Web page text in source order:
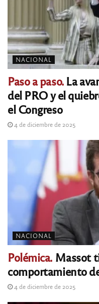
NACIONAL
Paso a paso.La
del PRO y el
el Congreso
4 de diciembre de 2025
NACIONAL
Polémica. Massot
comportamiento
4 de diciembre de 2025